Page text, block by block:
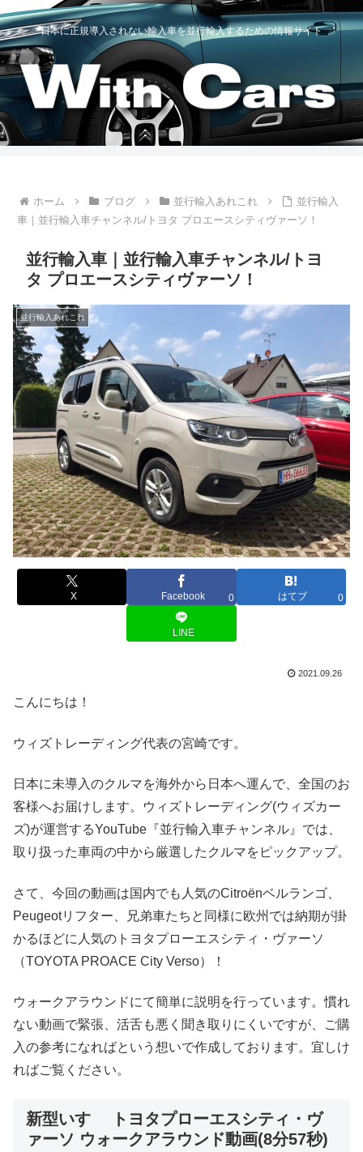
日本に正規導入されない輸入車を並行輸入するための情報サイト
ホーム ブログ 並行輸入あれこれ
並行輸入
車｜並行輸入車チャンネル/トヨタ プロエースシティヴァーソ！
並行輸入車｜並行輸入車チャンネル/トヨ
タ プロエースシティヴァーソ！
並行輸入あれこれ
X Facebook 0 はてブ 0
LINE
2021.09.26
こんにちは！
ウィズトレーディング代表の宮崎です。
日本に未導入のクルマを海外から日本へ運んで、全国のお
客様へお届けします。ウィズトレーディング(ウィズカー
ズ)が運営するYouTube『並行輸入車チャンネル』では、
取り扱った車両の中から厳選したクルマをピックアップ。
さて、今回の動画は国内でも人気のCitroënベルランゴ、
Peugeotリフター、兄弟車たちと同様に欧州では納期が掛
かるほどに人気のトヨタプローエスシティ・ヴァーソ
（TOYOTA PROACE City Verso）！
ウォークアラウンドにて簡単に説明を行っています。慣れ
ない動画で緊張、活舌も悪く聞き取りにくいですが、ご購
入の参考になればという想いで作成しております。宜しけ
ればご覧ください。
新型いすゞ トヨタプローエスシティ・ヴ
ァーソ ウォークアラウンド動画(8分57秒)